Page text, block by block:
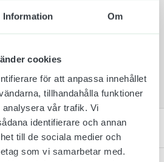
Information Om
cookies
för att anpassa innehållet
tillhandahålla funktioner
vår trafik. Vi
identifierare och annan
till de sociala medier och
som vi samarbetar med.
8